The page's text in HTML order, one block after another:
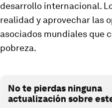
desarrollo internacional.
realidad y aprovechar las
asociados mundiales que
pobreza.
No te pierdas ninguna
actualización sobre